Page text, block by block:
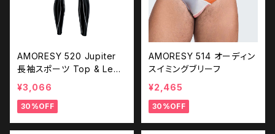
AMORESY 520 Jupiter
長袖スポーツ Top & Legg
ings (Leggingsのみ)
¥3,066
30%OFF
AMORESY 514 オーディン
スイミングブリーフ
¥2,465
30%OFF